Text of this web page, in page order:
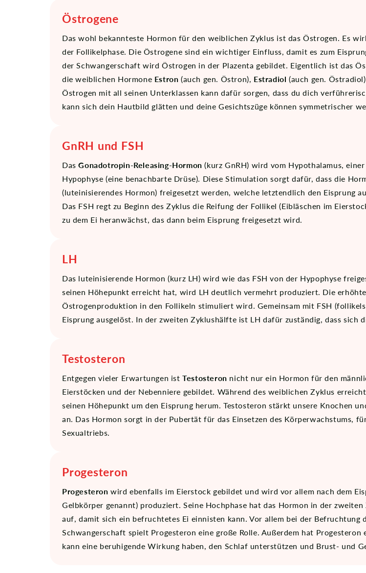
Östrogene
Das wohl bekannteste Hormon für den weiblichen Zyklus ist das Östrogen. Es
der Follikelphase. Die Östrogene sind ein wichtiger Einfluss, damit es zum
der Schwangerschaft wird Östrogen in der Plazenta gebildet. Eigentlich ist das
die weiblichen Hormone Estron(auch gen. Östron), Estradiol(auch gen.
Östrogen mit all seinen Unterklassen kann dafür sorgen, dass du dich
kann sich dein Hautbild glätten und deine Gesichtszüge können symmetrischer
GnRH und FSH
DasGonadotropin-Releasing-Hormon (kurz GnRH) wird vom Hypothalamus,
Hypophyse (eine benachbarte Drüse). Diese Stimulation sorgt dafür, dass die
(luteinisierendes Hormon) freigesetzt werden, welche letztendlich den Eisprung
Das FSH regt zu Beginn des Zyklus die Reifung der Follikel (Eibläschen im
zu dem Ei heranwächst, das dann beim Eisprung freigesetzt wird.
LH
Das luteinisierende Hormon (kurz LH) wird wie das FSH von der Hypophyse
seinen Höhepunkt erreicht hat, wird LH deutlich vermehrt produziert. Die
Östrogenproduktion in den Follikeln stimuliert wird. Gemeinsam mit FSH
Eisprung ausgelöst. In der zweiten Zyklushälfte ist LH dafür zuständig, dass sich
Testosteron
Entgegen vieler Erwartungen istTestosteron nicht nur ein Hormon für den
Eierstöcken und der Nebenniere gebildet. Während des weiblichen Zyklus
seinen Höhepunkt um den Eisprung herum. Testosteron stärkt unsere Knochen
an. Das Hormon sorgt in der Pubertät für das Einsetzen des Körperwachstums,
Sexualtriebs.
Progesteron
Progesteronwird ebenfalls im Eierstock gebildet und wird vor allem nach dem
Gelbkörper genannt) produziert. Seine Hochphase hat das Hormon in der
auf, damit sich ein befruchtetes Ei einnisten kann. Vor allem bei der Befruchtung
Schwangerschaft spielt Progesteron eine große Rolle. Außerdem hat
kann eine beruhigende Wirkung haben, den Schlaf unterstützen und Brust- und